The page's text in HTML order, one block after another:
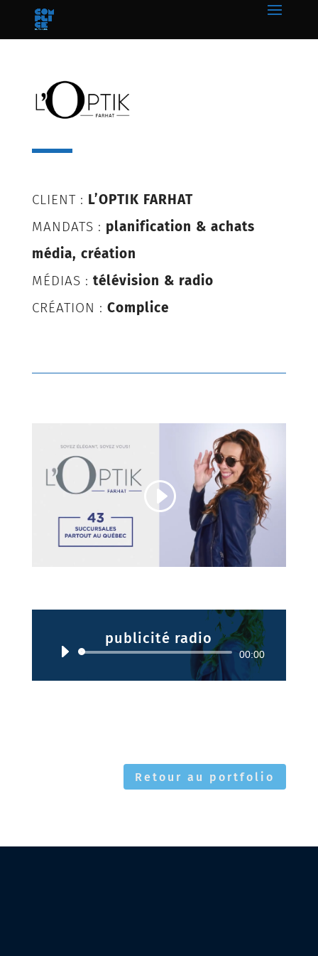
CLIENT : L’OPTIK FARHAT
MANDATS : planification & achats
média, création
MÉDIAS : télévision & radio
CRÉATION : Complice
publicité radio
Lecteur
00:00
Retour au portfolio